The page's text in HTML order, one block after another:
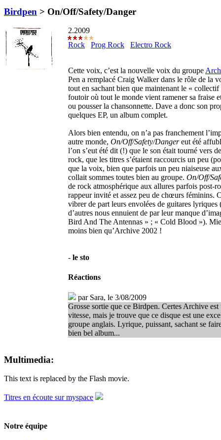
Birdpen > On/Off/Safety/Danger
2.2009
Rock
Prog Rock Electro Rock
Cette voix, c’est la nouvelle voix du groupe
Pen a remplacé Craig Walker dans le rôle de la
tout en sachant bien que maintenant le « collectif
foutoir où tout le monde vient ramener sa fraise
ou pousser la chansonnette. Dave a donc son
quelques EP, un album complet.
Alors bien entendu, on n’a pas franchement
autre monde, On/Off/Safety/Dangereut été
l’on s’eut été dit (!) que le son était tourné vers
rock, que les titres s’étaient raccourcis un peu
que la voix, bien que parfois un peu niaiseuse
collait sommes toutes bien au groupe. On/Off/
de rock atmosphérique aux allures parfois post-
rappeur invité et assez peu de chœurs féminins.
vibrer de part leurs envolées de guitares
d’autres nous ennuient de par leur manque
Bird And The Antennas » ; « Cold Blood »).
moins bien qu’Archive 2002 !
- le sto
Réactions
par Sara, le 3/08/2009
Grosse sortie que ce Birdpen. Certes Archive est
vitesse, mais je trouve que ce disque est une
groupe anglais. Lyrique, puissant, sachant se
bien bel album...
Multimedia:
This text is replaced by the Flash movie.
Titres en écoute sur myspace
Notre équipe